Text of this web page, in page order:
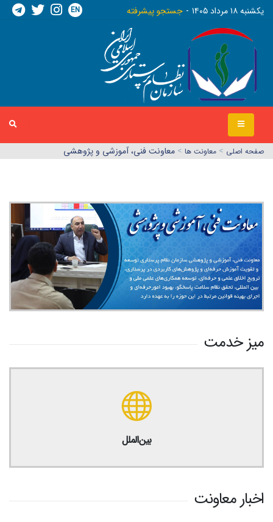
يکشنبه ١٨ مرداد ١٤٠٥ جستجو پیشرفته EN
صفحه اصلي > معاونت ها > معاونت فنی، آموزشی و پژوهشی
میز خدمت
بین‌الملل
اخبار معاونت